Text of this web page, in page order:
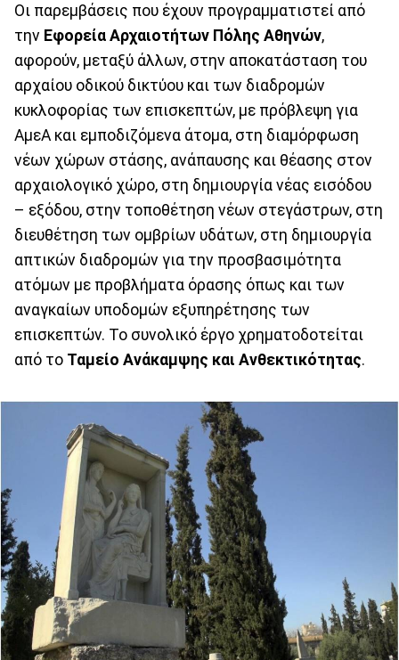
Οι παρεμβάσεις που έχουν προγραμματιστεί από
την Εφορεία Αρχαιοτήτων Πόλης Αθηνών,
αφορούν, μεταξύ άλλων, στην αποκατάσταση του
αρχαίου οδικού δικτύου και των διαδρομών
κυκλοφορίας των επισκεπτών, με πρόβλεψη για
ΑμεΑ και εμποδιζόμενα άτομα, στη διαμόρφωση
νέων χώρων στάσης, ανάπαυσης και θέασης στον
αρχαιολογικό χώρο, στη δημιουργία νέας εισόδου
– εξόδου, στην τοποθέτηση νέων στεγάστρων, στη
διευθέτηση των ομβρίων υδάτων, στη δημιουργία
απτικών διαδρομών για την προσβασιμότητα
ατόμων με προβλήματα όρασης όπως και των
αναγκαίων υποδομών εξυπηρέτησης των
επισκεπτών. Το συνολικό έργο χρηματοδοτείται
από το Ταμείο Ανάκαμψης και Ανθεκτικότητας.